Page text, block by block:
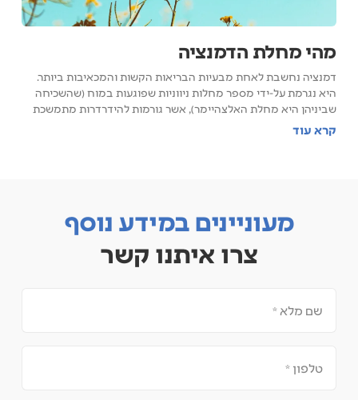
מהי מחלת הדמנציה
דמנציה נחשבת לאחת מבעיות הבריאות הקשות והמכאיבות ביותר.
היא נגרמת על-ידי מספר מחלות ניווניות שפוגעות במוח (שהשכיחה
שביניהן היא מחלת האלצהיימר), אשר גורמות להידרדרות מתמשכת
קרא עוד
מעוניינים במידע נוסף
צרו איתנו קשר